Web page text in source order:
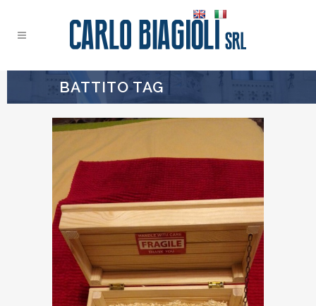
BATTITO TAG